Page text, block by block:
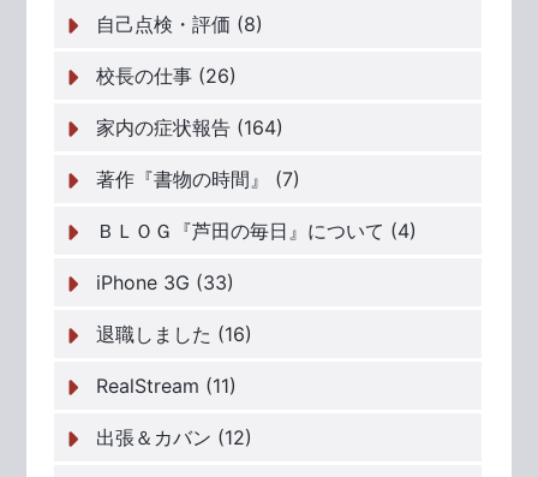
自己点検・評価 (8)
校長の仕事 (26)
家内の症状報告 (164)
著作『書物の時間』 (7)
ＢＬＯＧ『芦田の毎日』について (4)
iPhone 3G (33)
退職しました (16)
RealStream (11)
出張＆カバン (12)